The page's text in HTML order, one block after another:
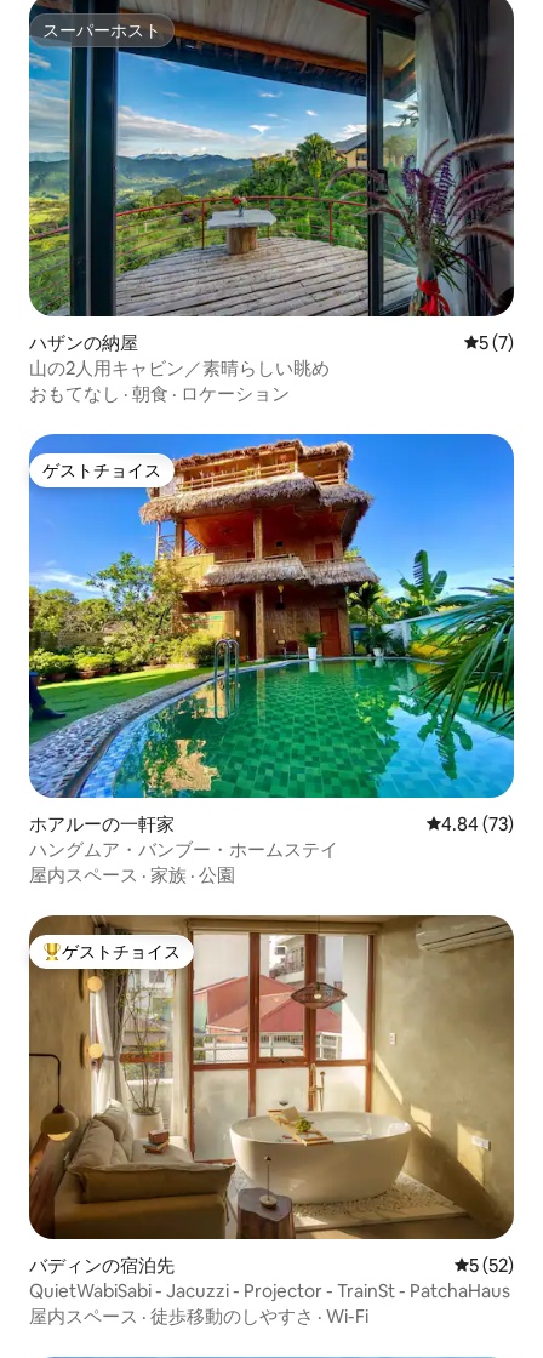
スーパーホスト
スーパーホスト
ハザンの納屋 レビュー
5 (7)
山の2人用キャビン／素晴らしい眺め
おもてなし · 朝食 · ロケーション
ゲストチョイス
ゲストチョイス
ホアルーの一軒家 レビュー73
4.84 (73)
ハングムア・バンブー・ホームステイ
屋内スペース · 家族 · 公園
大好評のゲストチョイスです。
ゲストチョイス
バディンの宿泊先 レビュー
5 (52)
QuietWabiSabi - Jacuzzi - Projector - TrainSt - PatchaHaus
屋内スペース · 徒歩移動のしやすさ · Wi-Fi